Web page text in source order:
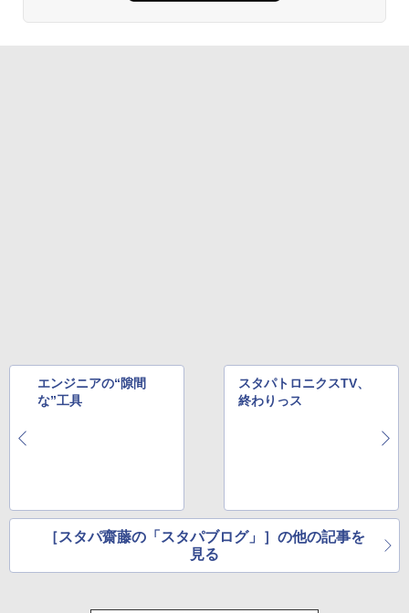
エンジニアの“隙間
な”工具
スタパトロニクスTV、
終わりっス
［スタパ齋藤の「スタパブログ」］の他の記事を
見る